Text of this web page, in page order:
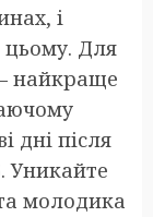
і
цьому. Для
найкраще
дні після
Уникайте
молодика